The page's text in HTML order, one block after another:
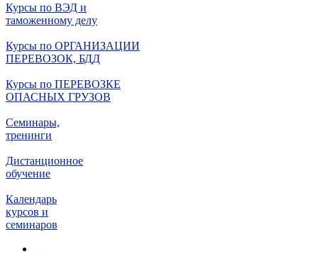
Курсы по ВЭД и
таможенному делу
Курсы по ОРГАНИЗАЦИИ
ПЕРЕВОЗОК, БДД
Курсы по ПЕРЕВОЗКЕ
ОПАСНЫХ ГРУЗОВ
Семинары,
тренинги
Дистанционное
обучение
Календарь
курсов и
семинаров